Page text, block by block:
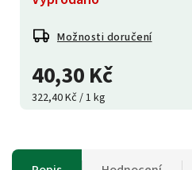
40,30 Kč
322,40 Kč / 1 kg
Možnosti doručení